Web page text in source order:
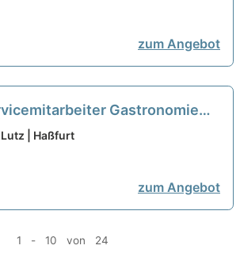
zum Angebot
Gastronomie
(m/w/d)
| Haßfurt
zum Angebot
1 - 10 von 24